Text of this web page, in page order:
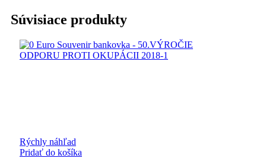
Súvisiace produkty
Rýchly náhľad
Pridať do košíka